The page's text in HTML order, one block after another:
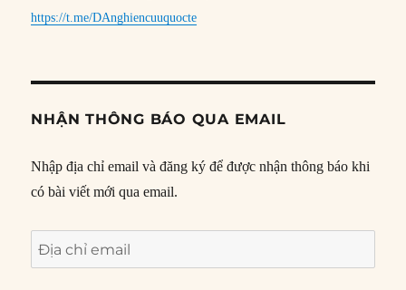
https://t.me/DAnghiencuuquocte
NHẬN THÔNG BÁO QUA EMAIL
Nhập địa chỉ email và đăng ký để được nhận thông báo khi
có bài viết mới qua email.
Địa
chỉ